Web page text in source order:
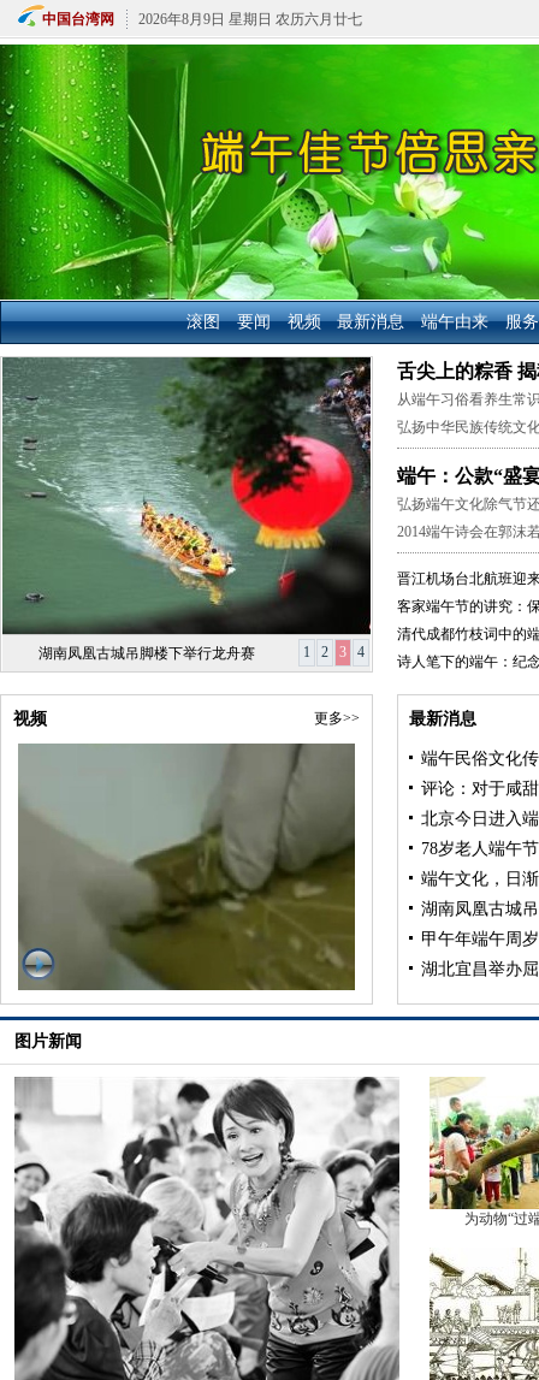
中国台湾网 2026年8月9日 星期日 农历六月廿七
滚图 要闻 视频 最新消息 端午由来 服
湖南凤凰古城吊脚楼下举行龙舟赛 1 2 3 4
视频 更多>>
舌尖上的粽香
从端午习俗看养生常
弘扬中华民族传统文
端午：公款“盛
弘扬端午文化除气节
2014端午诗会在郭沫
晋江机场台北航班迎
客家端午节的讲究：
清代成都竹枝词中的
诗人笔下的端午：纪
最新消息
端午民俗文化
评论：对于咸
北京今日进入
78岁老人端午
端午文化，日
湖南凤凰古城
甲午年端午周
湖北宜昌举办
图片新闻
为动物“过